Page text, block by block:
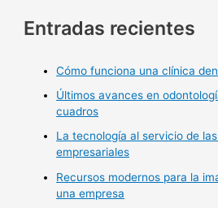
Entradas recientes
Cómo funciona una clínica
Últimos avances en
cuadros
La tecnología al servicio de
empresariales
Recursos modernos para la
una empresa